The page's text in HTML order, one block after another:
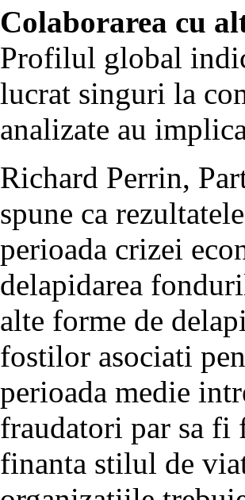
Colaborarea cu
Profilul global
lucrat singuri la
analizate au
Richard Perrin,
spune ca
perioada crizei
delapidarea
alte forme de
fostilor asociati
perioada medie
fraudatori par sa fi
finanta stilul de